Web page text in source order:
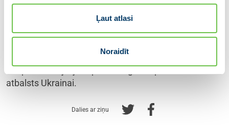
Ļaut atlasi
Noraidīt
Eiropas Savienībā un NATO, kā arī neatkāpšanās no
jau sasniegtajiem cilvēktiesību standartiem. Tikpat
svarīgi ir turpināt darīt visu iespējamo, lai starptautiski
un spējas. Ukrainas cīņa ir arī Latvijas cīņa par brīvu
atbalsts Ukrainai.
Dalies ar ziņu